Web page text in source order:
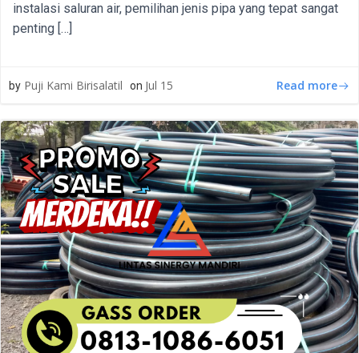
instalasi saluran air, pemilihan jenis pipa yang tepat sangat
penting […]
by Puji Kami Birisalatil on Jul 15 Read more